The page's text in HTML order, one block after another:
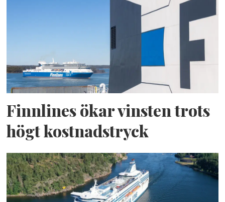
Finnlines ökar vinsten trots
högt kostnadstryck